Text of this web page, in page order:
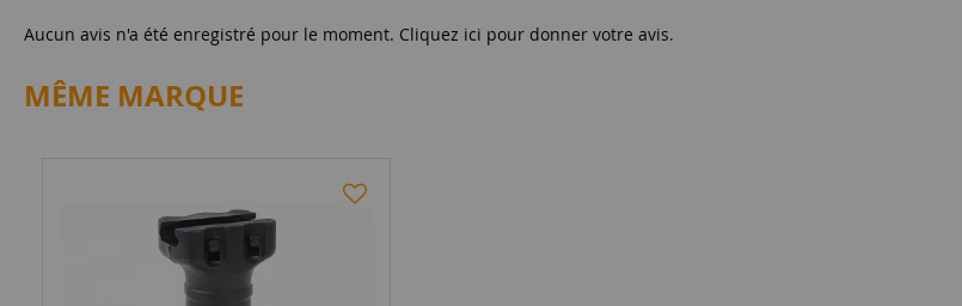
Aucun avis n'a été enregistré pour le moment. Cliquez ici pour donner votre avis.
MÊME MARQUE